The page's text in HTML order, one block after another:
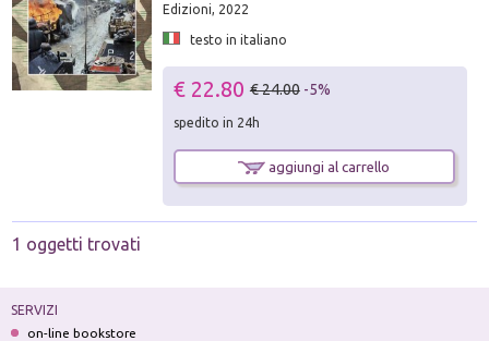
Edizioni, 2022
testo in italiano
€ 22.80 € 24.00 -5%
spedito in 24h
aggiungi al carrello
1 oggetti trovati
SERVIZI
on-line bookstore